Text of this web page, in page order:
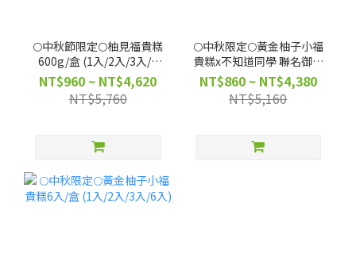
🌕中秋節限定🌕柚見福貴糕
600g/盒 (1入/2入/3入/6
入)
NT$960 ~ NT$4,620
NT$5,760
🌕中秋限定🌕黃金柚子小福
貴糕x不知道同學 聯名御守
禮盒 (1入/2入/3入/6入)
NT$860 ~ NT$4,380
NT$5,160